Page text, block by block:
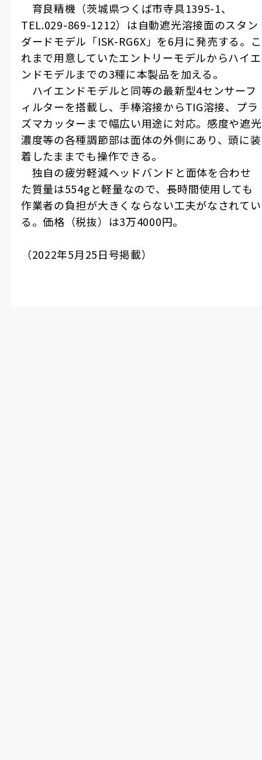
育良精機（茨城県つくば市寺具1395-1、
TEL.029-869-1212）は自動遮光溶接面のスタン
ダードモデル「ISK-RG6X」を6月に発売する。こ
れまで用意していたエントリーモデルからハイエ
ンドモデルまでの3種に本製品を加える。
ハイエンドモデルと同等の最新型4センサーフ
ィルターを搭載し、手棒溶接からTIG溶接、プラ
ズマカッターまで幅広い用途に対応。感度や遮光
濃度等の各種調節部は面体の外側にあり、頭に装
着したままでも操作できる。
独自の疲労軽減ヘッドバンドと面体を合わせ
た質量は554gと軽量なので、長時間使用しても
作業者の負担が大きくならない工夫がなされてい
る。価格（税抜）は3万4000円。
（2022年5月25日号掲載）